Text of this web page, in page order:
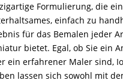
Formulierung, die ein
einfach zu
für das Bemalen jeder
bietet. Egal, ob Sie ein
ein erfahrener Maler sind,
lassen sich sowohl mit